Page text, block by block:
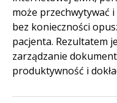
może przechwytywać
bez konieczności
pacjenta. Rezultatem
zarządzanie
produktywność i